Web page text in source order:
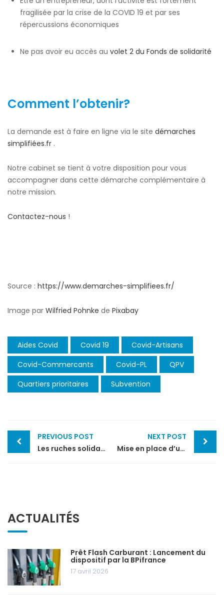
fragilisée par la crise de la COVID 19 et par ses
répercussions économiques
Ne pas avoir eu accès au volet 2 du Fonds de solidarité
Comment l’obtenir?
La demande est à faire en ligne via le site démarches
simplifiées.fr .
Notre cabinet se tient à votre disposition pour vous
accompagner dans cette démarche complémentaire à
notre mission.
Contactez-nous !
Source : https://www.demarches-simplifiees.fr/
Image par Wilfried Pohnke de Pixabay
Aides Covid Covid 19
Covid-Artisans
Covid-Commercants
Covid-PL
QPV
Quartiers prioritaires
Subvention
Post
navigation
PREVIOUS POST
Les ruches solidaires de la base aérienne d’Istres
NEXT POST
Mise en place d’une aide « coûts fixes rebond »
ACTUALITÉS
Prêt Flash Carburant : Lancement du
dispositif par la BPifrance
17 avril 2026